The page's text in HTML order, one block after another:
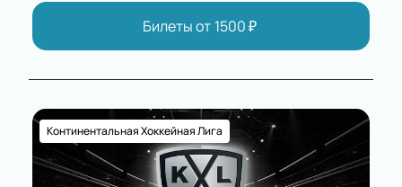
Билеты от 1500₽
Континентальная Хоккейная Лига